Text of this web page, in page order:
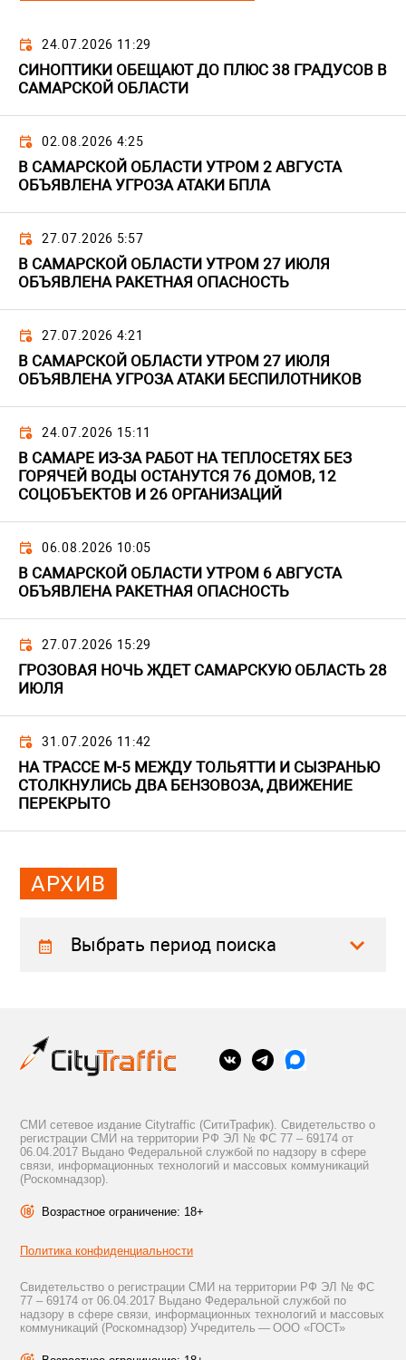
24.07.2026 11:29
СИНОПТИКИ ОБЕЩАЮТ ДО ПЛЮС 38 ГРАДУСОВ В
САМАРСКОЙ ОБЛАСТИ
02.08.2026 4:25
В САМАРСКОЙ ОБЛАСТИ УТРОМ 2 АВГУСТА
ОБЪЯВЛЕНА УГРОЗА АТАКИ БПЛА
27.07.2026 5:57
В САМАРСКОЙ ОБЛАСТИ УТРОМ 27 ИЮЛЯ
ОБЪЯВЛЕНА РАКЕТНАЯ ОПАСНОСТЬ
27.07.2026 4:21
В САМАРСКОЙ ОБЛАСТИ УТРОМ 27 ИЮЛЯ
ОБЪЯВЛЕНА УГРОЗА АТАКИ БЕСПИЛОТНИКОВ
24.07.2026 15:11
В САМАРЕ ИЗ-ЗА РАБОТ НА ТЕПЛОСЕТЯХ БЕЗ
ГОРЯЧЕЙ ВОДЫ ОСТАНУТСЯ 76 ДОМОВ, 12
СОЦОБЪЕКТОВ И 26 ОРГАНИЗАЦИЙ
06.08.2026 10:05
В САМАРСКОЙ ОБЛАСТИ УТРОМ 6 АВГУСТА
ОБЪЯВЛЕНА РАКЕТНАЯ ОПАСНОСТЬ
27.07.2026 15:29
ГРОЗОВАЯ НОЧЬ ЖДЕТ САМАРСКУЮ ОБЛАСТЬ 28
ИЮЛЯ
31.07.2026 11:42
НА ТРАССЕ М-5 МЕЖДУ ТОЛЬЯТТИ И СЫЗРАНЬЮ
СТОЛКНУЛИСЬ ДВА БЕНЗОВОЗА, ДВИЖЕНИЕ
ПЕРЕКРЫТО
АРХИВ
Выбрать период поиска
СМИ сетевое издание Citytraffic (СитиТрафик). Свидетельство о
регистрации СМИ на территории РФ ЭЛ № ФС 77 – 69174 от
06.04.2017 Выдано Федеральной службой по надзору в сфере
связи, информационных технологий и массовых коммуникаций
(Роскомнадзор).
Возрастное ограничение: 18+
Политика конфиденциальности
Свидетельство о регистрации СМИ на территории РФ ЭЛ № ФС
77 – 69174 от 06.04.2017 Выдано Федеральной службой по
надзору в сфере связи, информационных технологий и массовых
коммуникаций (Роскомнадзор) Учредитель — ООО «ГОСТ»